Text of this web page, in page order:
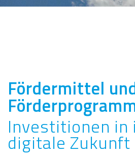
Fördermittel
Investitionen in
digitale Zukunft